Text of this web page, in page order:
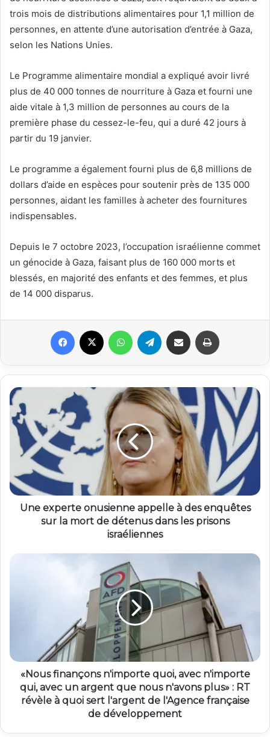
trois mois de distributions alimentaires pour 1,1 million de
personnes, en attente d’une autorisation d’entrée à Gaza,
selon les Nations Unies.
Le Programme alimentaire mondial a expliqué avoir livré
plus de 40 000 tonnes de nourriture à Gaza et fourni une
aide vitale à 1,3 million de personnes au cours de la
première phase du cessez-le-feu, qui a duré 42 jours à
partir du 19 janvier.
Le programme a également fourni plus de 6,8 millions de
dollars d’aide en espèces pour soutenir près de 135 000
personnes, aidant les familles à acheter des fournitures
indispensables.
Depuis le 7 octobre 2023, l’occupation israélienne commet
un génocide à Gaza, faisant plus de 160 000 morts et
blessés, en majorité des enfants et des femmes, et plus
de 14 000 disparus.
Facebook WhatsAppTelegram Partager par email
Une experte onusienne appelle à des enquêtes
sur la mort de détenus dans les prisons
israéliennes
«Nous finançons n'importe quoi, avec n'importe
qui, avec un argent que nous n'avons plus» : RT
révèle à quoi sert l'argent de l'Agence française
de développement